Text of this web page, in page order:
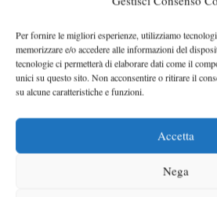
Per fornire le migliori esperienze, utilizziamo
memorizzare e/o accedere alle informazioni del
tecnologie ci permetterà di elaborare dati come il
unici su questo sito. Non acconsentire o ritirare il
su alcune caratteristiche e funzioni.
Accetta
Nega
versione speciale